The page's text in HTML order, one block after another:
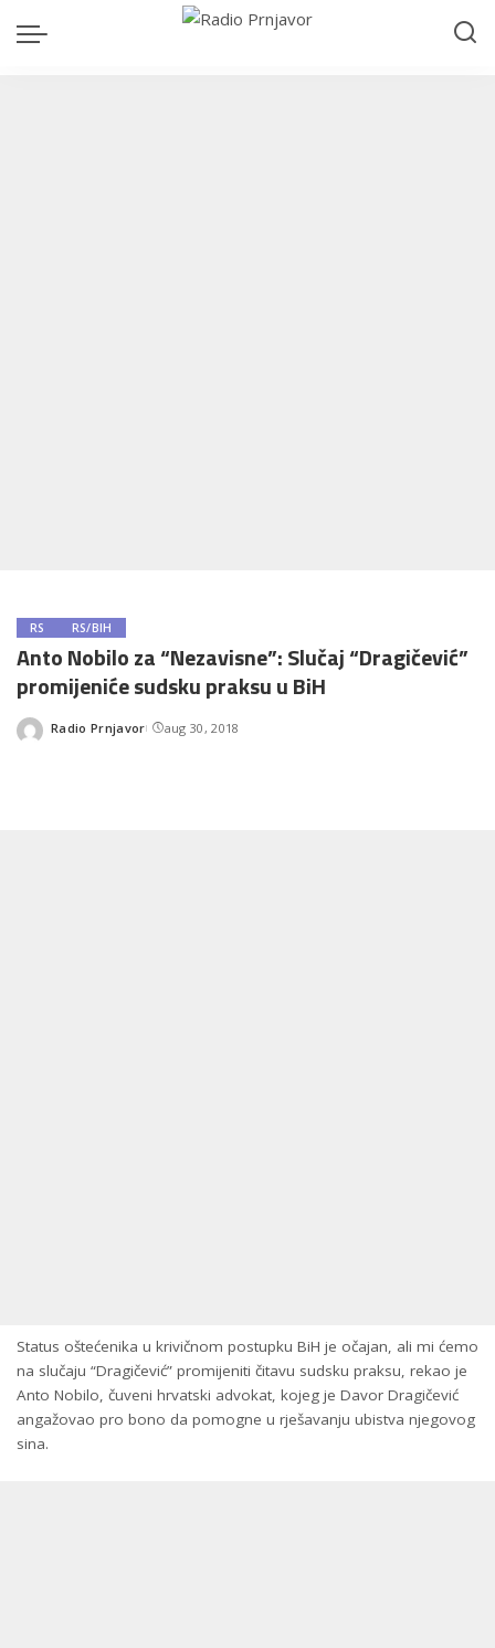
RS RS/BIH
Anto Nobilo za “Nezavisne”: Slučaj “Dragičević”
promijeniće sudsku praksu u BiH
Posted
Radio Prnjavor aug 30, 2018
Status oštećenika u krivičnom postupku BiH je očajan, ali mi ćemo
na slučaju “Dragičević” promijeniti čitavu sudsku praksu, rekao je
Anto Nobilo, čuveni hrvatski advokat, kojeg je Davor Dragičević
angažovao pro bono da pomogne u rješavanju ubistva njegovog
sina.